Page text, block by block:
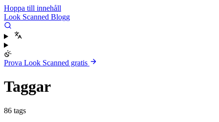
Hoppa till innehåll
Look Scanned Blogg
Prova Look Scanned gratis
Taggar
86 tags